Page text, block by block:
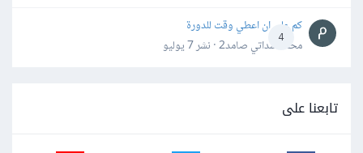
4
كم علي ان اعطي وقت للدورة
محمد سداتي صامد2 · نشر
7 يوليو
تابعنا على